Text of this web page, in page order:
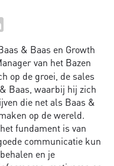
& Baas en Growth
van het Bazen
op de groei, de sales
Baas, waarbij hij zich
die net als Baas &
op de wereld.
fundament is van
communicatie kun
en je